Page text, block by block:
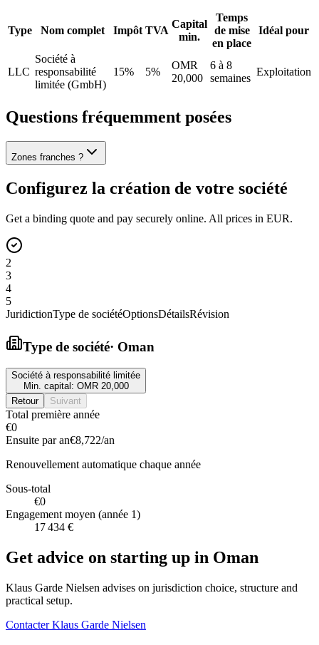
Type Nom complet Impôt TVA
Capital
min.
Temps
de mise
en place
Idéal pour
LLC
Société à
responsabilité
limitée (GmbH)
15% 5%
OMR
20,000
6 à 8
semaines
Exploitation
Questions fréquemment posées
Zones franches ?
Configurez la création de votre société
Get a binding quote and pay securely online. All prices in EUR.
2
3
4
5
JuridictionType de sociétéOptionsDétailsRévision
Type de société· Oman
Société à responsabilité limitée
Min. capital: OMR 20,000
Retour
Suivant
Total première année
€0
Ensuite par an€8,722/an
Renouvellement automatique chaque année
Sous-total
€0
Engagement moyen (année 1)
17 434 €
Get advice on starting up in Oman
Klaus Garde Nielsen advises on jurisdiction choice, structure and
practical setup.
Contacter Klaus Garde Nielsen